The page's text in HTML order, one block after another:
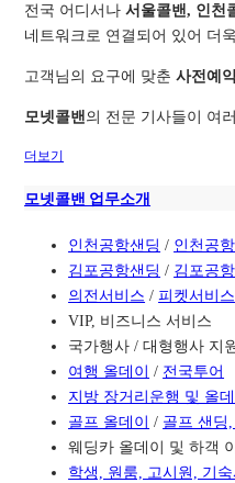
전국 어디서나서울콜밴, 인천
네트워크로 연결되어 있어 더
고객님의 요구에 맞춘사전예
모넷콜밴 의 전문 기사들이 여
더보기
모넷콜밴 업무소개
인천공항샌딩 / 인천공
김포공항샌딩 / 김포공
의전서비스 /피켓서비스
VIP, 비즈니스 서비스
국가행사 / 대형행사 지
여행 올데이 / 전국투어
지방 장거리운행 및 올
골프 올데이 / 골프 샌딩,
웨딩카 올데이 및 하객
학생, 원룸, 고시원, 기